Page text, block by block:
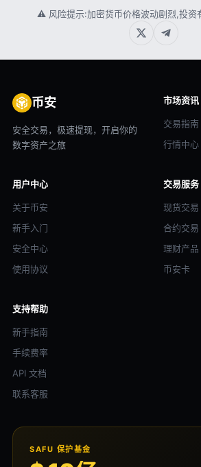
⚠ 风险提示:加密货币价格波动剧烈,投资
币安
安全交易，极速提现，开启你的
数字资产之旅
市场资讯
交易指南
行情中心
用户中心
关于币安
新手入门
安全中心
使用协议
交易服务
现货交易
合约交易
理财产品
币安卡
支持帮助
新手指南
手续费率
API 文档
联系客服
SAFU 保护基金